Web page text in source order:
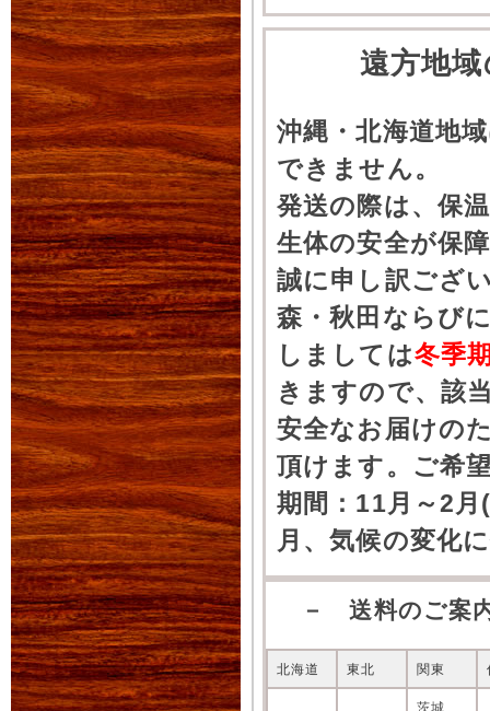
遠方地
沖縄・北海道地
できません。
発送の際は、保
生体の安全が保
誠に申し訳ござ
森・秋田ならび
しましては冬季
きますので、該
安全なお届けの
頂けます。ご希
期間：11月～2
月、気候の変化
－ 送料のご案
北海道 東北 関東
茨城